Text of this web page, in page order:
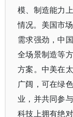
模、制造能力
情况。美国市
需求强劲，中
全场景制造等
方案。中美在
广阔，可在绿
业，并共同参
科技上拥有绝